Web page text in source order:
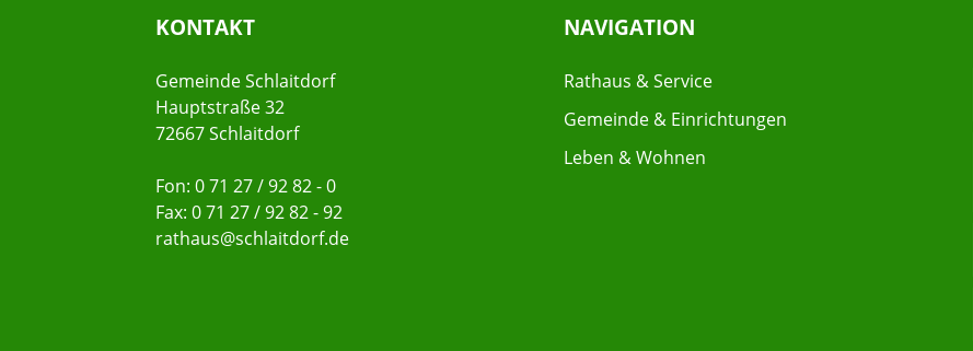
KONTAKT
Gemeinde Schlaitdorf
Hauptstraße 32
72667 Schlaitdorf
Fon: 0 71 27 / 92 82 - 0
Fax: 0 71 27 / 92 82 - 92
rathaus@schlaitdorf.de
NAVIGATION
Rathaus & Service
Gemeinde & Einrichtungen
Leben & Wohnen